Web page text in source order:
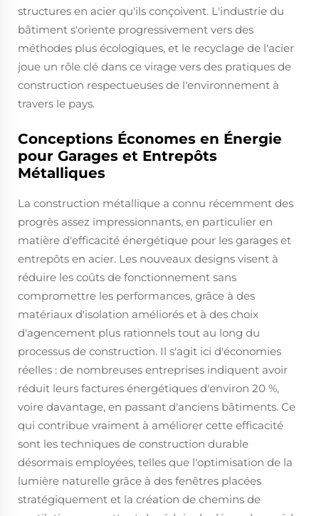
structures en acier qu'ils conçoivent. L'industrie du
bâtiment s'oriente progressivement vers des
méthodes plus écologiques, et le recyclage de l'acier
joue un rôle clé dans ce virage vers des pratiques de
construction respectueuses de l'environnement à
travers le pays.
Conceptions Économes en Énergie
pour Garages et Entrepôts
Métalliques
La construction métallique a connu récemment des
progrès assez impressionnants, en particulier en
matière d'efficacité énergétique pour les garages et
entrepôts en acier. Les nouveaux designs visent à
réduire les coûts de fonctionnement sans
compromettre les performances, grâce à des
matériaux d'isolation améliorés et à des choix
d'agencement plus rationnels tout au long du
processus de construction. Il s'agit ici d'économies
réelles : de nombreuses entreprises indiquent avoir
réduit leurs factures énergétiques d'environ 20 %,
voire davantage, en passant d'anciens bâtiments. Ce
qui contribue vraiment à améliorer cette efficacité
sont les techniques de construction durable
désormais employées, telles que l'optimisation de la
lumière naturelle grâce à des fenêtres placées
stratégiquement et la création de chemins de